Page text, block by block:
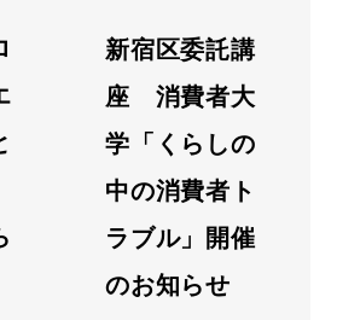
新宿区委託講
座 消費者大
学「くらしの
中の消費者ト
ラブル」開催
のお知らせ